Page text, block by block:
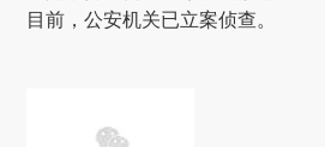
目前，公安机关已立案侦查。